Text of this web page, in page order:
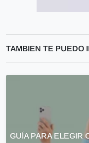
TAMBIEN TE PUEDO
GUÍA PARA ELEGIR